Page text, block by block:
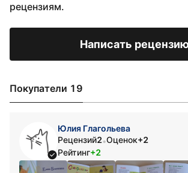
рецензиям.
Написать
Покупатели 19
Юлия Глагольева
Рецензий2•Оценок+2
Рейтинг+2